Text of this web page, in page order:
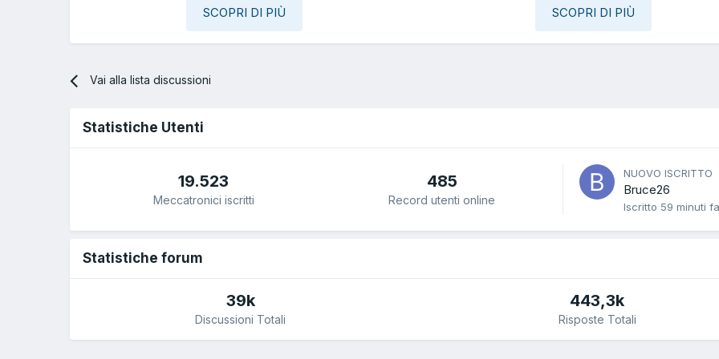
SCOPRI DI PIÙ SCOPRI DI PIÙ
Vai alla lista discussioni
Statistiche Utenti
19.523
Meccatronici iscritti
485
Record utenti online
NUOVO ISCRITTO
Bruce26
Iscritto 59 minuti fa
Statistiche forum
39k
Discussioni Totali
443,3k
Risposte Totali